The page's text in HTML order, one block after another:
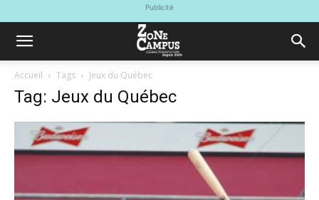
Publicité
Accueil Tags Jeux du Québec
Tag: Jeux du Québec